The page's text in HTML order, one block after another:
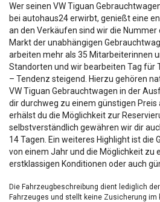
Wer seinen VW Tiguan
bei autohaus24 erwirbt, genießt eine
an den Verkäufen sind wir die
Markt der unabhängigen
arbeiten mehr als 35 Mitarbeiterinnen
Standorten und wir bearbeiten Tag für
– Tendenz steigend. Hierzu gehören
VW Tiguan Gebrauchtwagen in der
dir durchweg zu einem günstigen
erhälst du die Möglichkeit zur
selbstverständlich gewähren wir dir
14 Tagen. Ein weiteres Highlight ist die
von einem Jahr und die Möglichkeit zu
erstklassigen Konditionen oder auch
Die Fahrzeugbeschreibung dient lediglich
Fahrzeuges und stellt keine Zusicherung im